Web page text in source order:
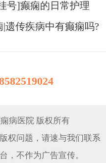
号]癫痫的日常护理
遗传疾病中有癫痫吗?
病医院 版权所有
权问题，请速与我们联系
，不作为广告宣传。